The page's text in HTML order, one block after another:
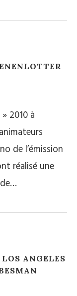
2010 à
de l’émission
réalisé une
ANGELES